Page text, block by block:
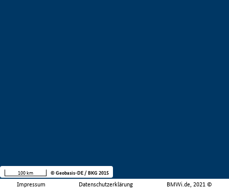
Impressum Datenschutzerklärung BMWi.de, 2021 ©
100 km © Geobasis-DE / BKG 2015